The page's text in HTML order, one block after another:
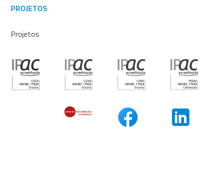
PROJETOS
Projetos